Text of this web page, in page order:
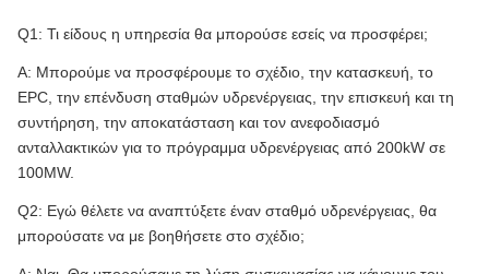
Q1: Τι είδους η υπηρεσία θα μπορούσε εσείς να προσφέρει;
Α: Μπορούμε να προσφέρουμε το σχέδιο, την κατασκευή, το
EPC, την επένδυση σταθμών υδρενέργειας, την επισκευή και τη
συντήρηση, την αποκατάσταση και τον ανεφοδιασμό
ανταλλακτικών για το πρόγραμμα υδρενέργειας από 200kW σε
100MW.
Q2: Εγώ θέλετε να αναπτύξετε έναν σταθμό υδρενέργειας, θα
μπορούσατε να με βοηθήσετε στο σχέδιο;